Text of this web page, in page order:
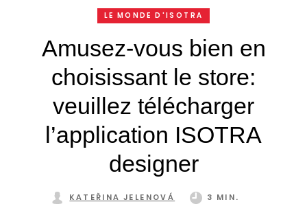
LE MONDE D'ISOTRA
Amusez-vous bien en
choisissant le store:
veuillez télécharger
l’application ISOTRA
designer
KATEŘINA JELENOVÁ
3 MIN.